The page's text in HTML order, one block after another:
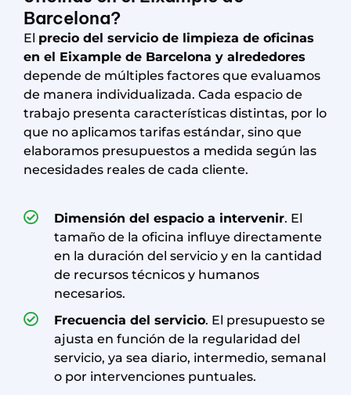
Barcelona?
El precio del servicio de limpieza de oficinas
en el Eixample de Barcelona y alrededores
depende de múltiples factores que evaluamos
de manera individualizada. Cada espacio de
trabajo presenta características distintas, por lo
que no aplicamos tarifas estándar, sino que
elaboramos presupuestos a medida según las
necesidades reales de cada cliente.
Dimensión del espacio a intervenir. El
tamaño de la oficina influye directamente
en la duración del servicio y en la cantidad
de recursos técnicos y humanos
necesarios.
Frecuencia del servicio. El presupuesto se
ajusta en función de la regularidad del
servicio, ya sea diario, intermedio, semanal
o por intervenciones puntuales.